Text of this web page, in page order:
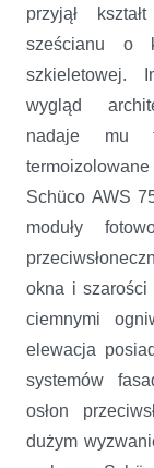
przyjął
sześcianu o
szkieletowej.
wygląd
nadaje mu
Schüco AWS
moduły
okna i szarości
ciemnymi
elewacja
systemów
osłon
dużym